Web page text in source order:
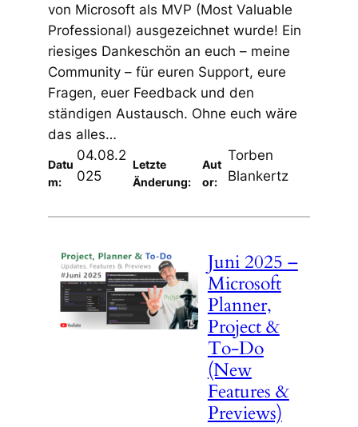
von Microsoft als MVP (Most Valuable
Professional) ausgezeichnet wurde! Ein
riesiges Dankeschön an euch – meine
Community – für euren Support, eure
Fragen, euer Feedback und den
ständigen Austausch. Ohne euch wäre
das alles…
Datu
m:
04.08.2
025
Letzte
Änderung:
Aut
or:
Torben
Blankertz
Juni 2025 –
Microsoft
Planner,
Project &
To-Do
(New
Features &
Previews)